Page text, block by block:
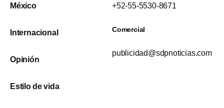
México
Internacional
Opinión
Estilo de vida
+52-55-5530-8671
Comercial
publicidad@sdpnoticias.com